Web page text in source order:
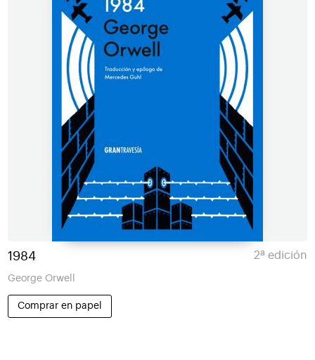
1984 2ª edición
George Orwell
Comprar en papel